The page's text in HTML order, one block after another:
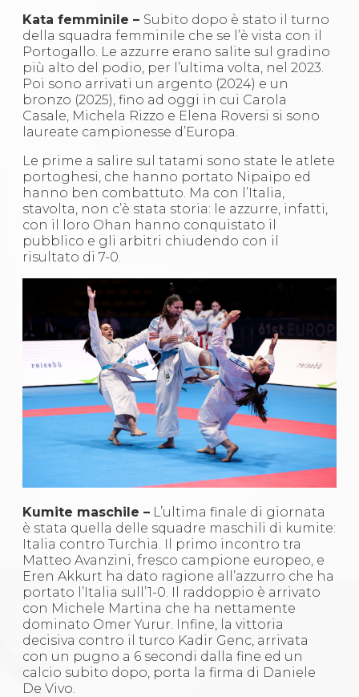
Kata femminile – Subito dopo è stato il turno
della squadra femminile che se l’è vista con il
Portogallo. Le azzurre erano salite sul gradino
più alto del podio, per l’ultima volta, nel 2023.
Poi sono arrivati un argento (2024) e un
bronzo (2025), fino ad oggi in cui Carola
Casale, Michela Rizzo e Elena Roversi si sono
laureate campionesse d’Europa.
Le prime a salire sul tatami sono state le atlete
portoghesi, che hanno portato Nipaipo ed
hanno ben combattuto. Ma con l’Italia,
stavolta, non c’è stata storia: le azzurre, infatti,
con il loro Ohan hanno conquistato il
pubblico e gli arbitri chiudendo con il
risultato di 7-0.
Kumite maschile – L’ultima finale di giornata
è stata quella delle squadre maschili di kumite:
Italia contro Turchia. Il primo incontro tra
Matteo Avanzini, fresco campione europeo, e
Eren Akkurt ha dato ragione all’azzurro che ha
portato l’Italia sull’1-0. Il raddoppio è arrivato
con Michele Martina che ha nettamente
dominato Omer Yurur. Infine, la vittoria
decisiva contro il turco Kadir Genc, arrivata
con un pugno a 6 secondi dalla fine ed un
calcio subito dopo, porta la firma di Daniele
De Vivo.